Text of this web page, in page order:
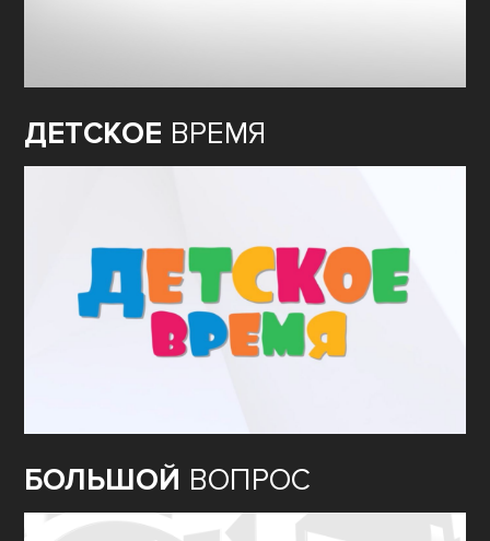
ДЕТСКОЕ ВРЕМЯ
БОЛЬШОЙ ВОПРОС